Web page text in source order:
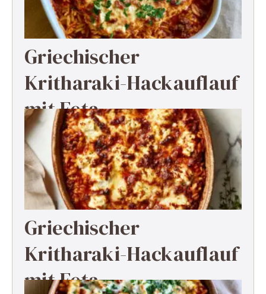
Griechischer
Kritharaki-Hackauflauf
mit Feta
Griechischer
Kritharaki-Hackauflauf
mit Feta